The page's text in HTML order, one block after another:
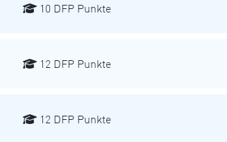
10 DFP Punkte
12 DFP Punkte
12 DFP Punkte